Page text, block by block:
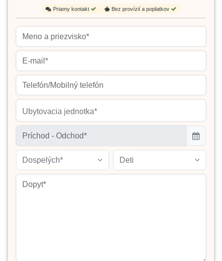
Priamy kontakt Bez provízií a poplatkov
Ubytovacia jednotka*
Dospelých* Deti